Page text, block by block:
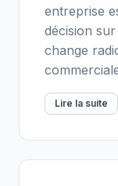
entreprise
décision
change
Lire la suite